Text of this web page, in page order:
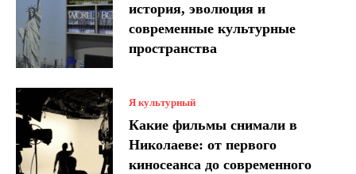
история, эволюция и
современные культурные
пространства
Я культурный
Какие фильмы снимали в
Николаеве: от первого
киносеанса до современного